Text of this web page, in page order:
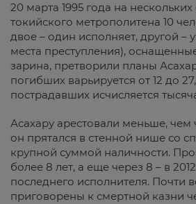
20 марта 1995 года на нескольких
токийского метрополитена 10
двое – один исполняет, другой –
места преступления),
зарина, претворили планы
погибших варьируется от 12 до
пострадавших исчисляется
Асахару арестовали меньше, чем
он прятался в стенной нише со
крупной суммой наличности.
более 8 лет, а еще через 8 – в
последнего исполнителя. Почти
приговорены к смертной казни